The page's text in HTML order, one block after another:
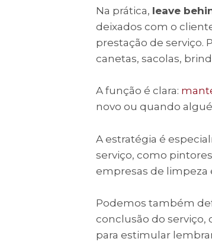
Na prática, leave
deixados com o
prestação de serviço.
canetas, sacolas,
A função é clara:
novo ou quando
A estratégia é
serviço, como
empresas de limpeza
Podemos também
conclusão do
para estimular